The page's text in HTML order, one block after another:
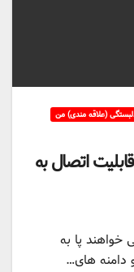
(علاقه مندی) من
اتصال به
پا به
دامنه های…